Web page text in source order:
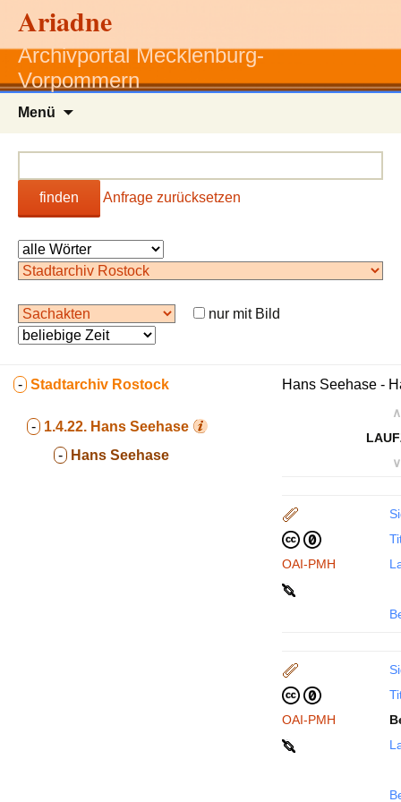
Ariadne
Archivportal Mecklenburg-
Vorpommern
Menü
finden Anfrage zurücksetzen
nur mit Bild
- Stadtarchiv Rostock
- 1.4.22. Hans Seehase
- Hans Seehase
Hans Seehase -
∧
∨
OAI-PMH
OAI-PMH